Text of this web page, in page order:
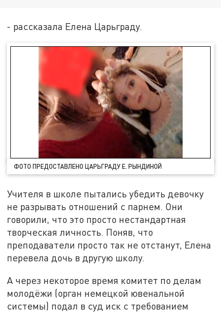
- рассказала Елена Царьграду.
ФОТО ПРЕДОСТАВЛЕНО ЦАРЬГРАДУ Е. РЫНДИНОЙ
Учителя в школе пытались убедить девочку
не разрывать отношений с парнем. Они
говорили, что это просто нестандартная
творческая личность. Поняв, что
преподаватели просто так не отстанут, Елена
перевела дочь в другую школу.
А через некоторое время комитет по делам
молодёжи (орган немецкой ювенальной
системы) подал в суд иск с требованием